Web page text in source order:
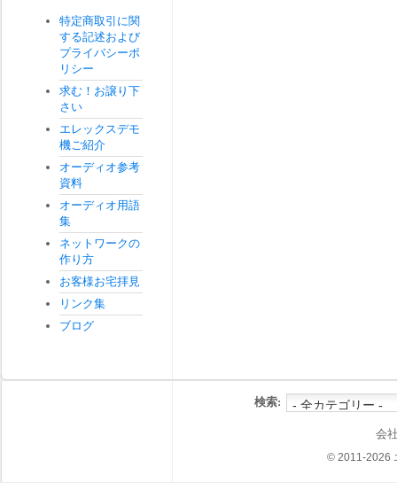
特定商取引に関
する記述および
プライバシーポ
リシー
求む！お譲り下
さい
エレックスデモ
機ご紹介
オーディオ参考
資料
オーディオ用語
集
ネットワークの
作り方
お客様お宅拝見
リンク集
ブログ
検索:
会
© 2011-2026